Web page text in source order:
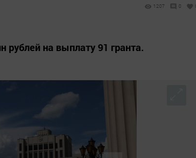
1207 0
на выплату 91 гранта.